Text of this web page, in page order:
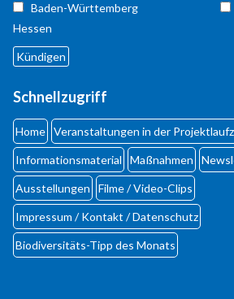
Baden-Württemberg
Hessen
Schnellzugriff
Home Veranstaltungen in der
Informationsmaterial Maßnahmen
Ausstellungen Filme / Video-Clips
Impressum / Kontakt / Datenschutz
Biodiversi­täts-Tipp des Monats